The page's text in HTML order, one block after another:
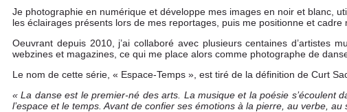
Je photographie en numérique et développe mes images en noir et blanc,
les éclairages présents lors de mes reportages, puis me positionne et
Oeuvrant depuis 2010, j’ai collaboré avec plusieurs centaines d’artistes
webzines et magazines, ce qui me place alors comme photographe de
Le nom de cette série, « Espace-Temps », est tiré de la définition de Curt
« La danse est le premier-né des arts. La musique et la poésie s’écoulent
l’espace et le temps. Avant de confier ses émotions à la pierre, au verbe,